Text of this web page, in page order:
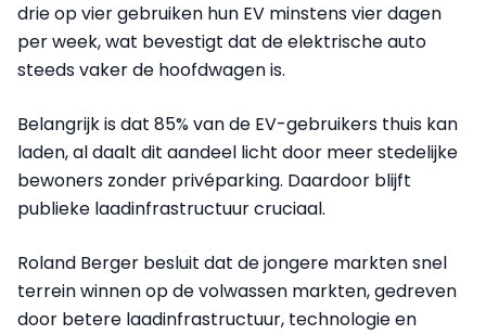
drie op vier gebruiken hun EV minstens vier dagen
per week, wat bevestigt dat de elektrische auto
steeds vaker de hoofdwagen is.
Belangrijk is dat 85% van de EV-gebruikers thuis kan
laden, al daalt dit aandeel licht door meer stedelijke
bewoners zonder privéparking. Daardoor blijft
publieke laadinfrastructuur cruciaal.
Roland Berger besluit dat de jongere markten snel
terrein winnen op de volwassen markten, gedreven
door betere laadinfrastructuur, technologie en